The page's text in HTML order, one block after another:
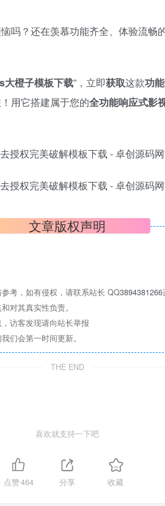
吗？还在羡慕功能齐全、体验流畅
大橙子模板下载”，立即获取这款功
用它搭建属于您的全功能响应式影
文章版权声明
考，如有侵权，请联系站长 QQ3894381266
对其真实性负责。
访客发现请向站长举报
们会第一时间更新。
THE END
喜欢就支持一下吧
点赞464 分享 收藏